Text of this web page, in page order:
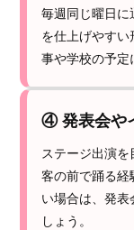
毎週同じ曜日に
を仕上げやす
事や学校の予定
④ 発表会や
ステージ出演
客の前で踊る経
い場合は、発表
しょう。